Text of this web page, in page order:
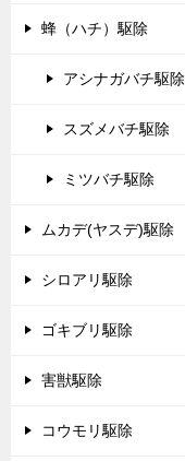
蜂（ハチ）駆除
アシナガバチ駆除
スズメバチ駆除
ミツバチ駆除
ムカデ(ヤスデ)駆除
シロアリ駆除
ゴキブリ駆除
害獣駆除
コウモリ駆除